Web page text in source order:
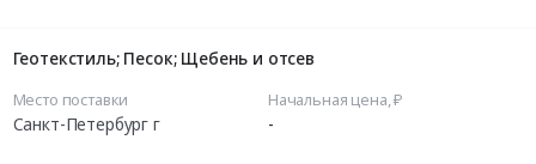
Геотекстиль; Песок; Щебень и отсев
Место поставки
Санкт-Петербург г
Начальная цена, ₽
-